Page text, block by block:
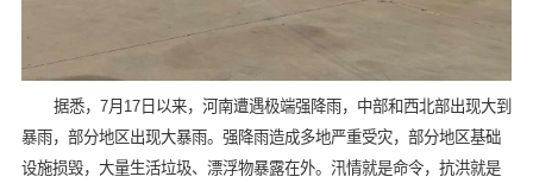
据悉，7月17日以来，河南遭遇极端强降雨，中部和西北部出现大到
暴雨，部分地区出现大暴雨。强降雨造成多地严重受灾，部分地区基础
设施损毁，大量生活垃圾、漂浮物暴露在外。汛情就是命令，抗洪就是